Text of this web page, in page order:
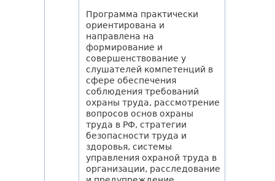
Программа практически
ориентирована и
направлена на
формирование и
совершенствование у
слушателей компетенций в
сфере обеспечения
соблюдения требований
охраны труда, рассмотрение
вопросов основ охраны
труда в РФ, стратегии
безопасности труда и
здоровья, системы
управления охраной труда в
организации, расследование